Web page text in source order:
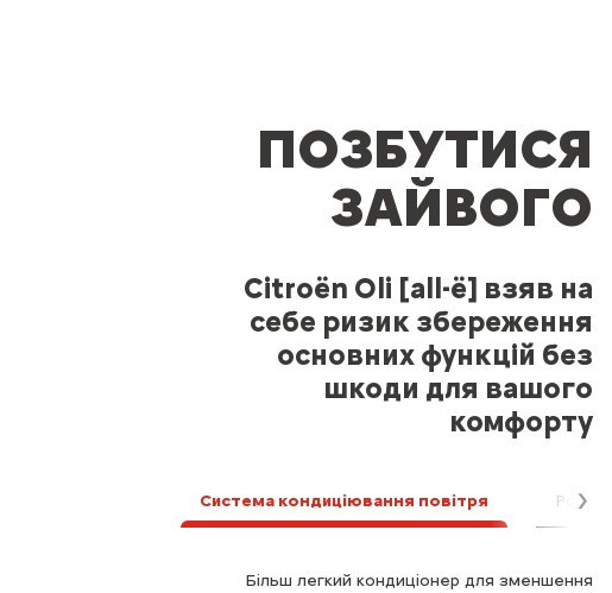
ПОЗБУТИСЯ
ЗАЙВОГО
Citroën Oli [all-ë] взяв на
себе ризик збереження
основних функцій без
шкоди для вашого
комфорту
Більш легкий кондиціонер для зменшення
Смартфон водія та портативні динаміки – все, що
Система кондиціювання повітря Розваги